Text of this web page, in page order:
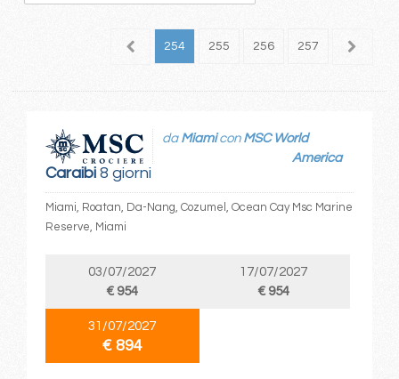
253 254 255 256 257 258
Caraibi8 giorni
da Miamicon MSC World
America
Miami, Roatan, Da-Nang, Cozumel, Ocean Cay Msc Marine
Reserve, Miami
03/07/2027
€ 954
17/07/2027
€ 954
31/07/2027
€ 894